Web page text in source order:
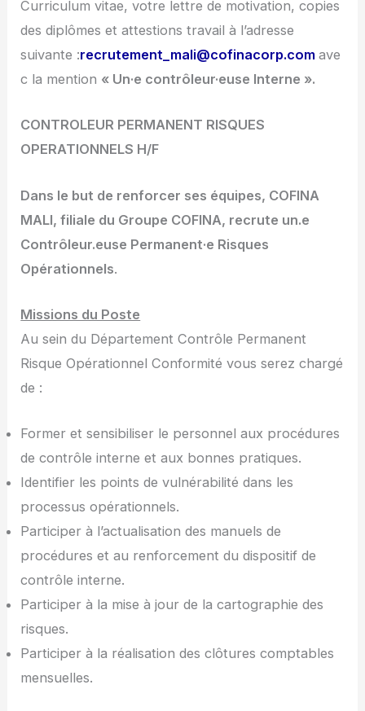
Curriculum vitae, votre lettre de motivation, copies
des diplômes et attestions travail à l’adresse
suivante :recrutement_mali@cofinacorp.com ave
c la mention « Un·e contrôleur·euse Interne ».
CONTROLEUR PERMANENT RISQUES
OPERATIONNELS H/F
Dans le but de renforcer ses équipes, COFINA
MALI, filiale du Groupe COFINA, recrute un.e
Contrôleur.euse Permanent·e Risques
Opérationnels.
Missions du Poste
Au sein du Département Contrôle Permanent
Risque Opérationnel Conformité vous serez chargé
de :
Former et sensibiliser le personnel aux procédures
de contrôle interne et aux bonnes pratiques.
Identifier les points de vulnérabilité dans les
processus opérationnels.
Participer à l’actualisation des manuels de
procédures et au renforcement du dispositif de
contrôle interne.
Participer à la mise à jour de la cartographie des
risques.
Participer à la réalisation des clôtures comptables
mensuelles.